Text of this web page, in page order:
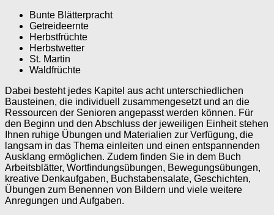
Bunte Blätterpracht
Getreideernte
Herbstfrüchte
Herbstwetter
St. Martin
Waldfrüchte
Dabei besteht jedes Kapitel aus acht unterschiedlichen
Bausteinen, die individuell zusammengesetzt und an die
Ressourcen der Senioren angepasst werden können. Für
den Beginn und den Abschluss der jeweiligen Einheit stehen
Ihnen ruhige Übungen und Materialien zur Verfügung, die
langsam in das Thema einleiten und einen entspannenden
Ausklang ermöglichen. Zudem finden Sie in dem Buch
Arbeitsblätter, Wortfindungsübungen, Bewegungsübungen,
kreative Denkaufgaben, Buchstabensalate, Geschichten,
Übungen zum Benennen von Bildern und viele weitere
Anregungen und Aufgaben.